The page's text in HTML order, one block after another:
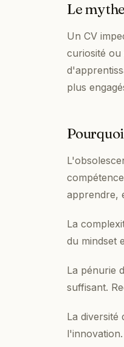
Le
Un CV
curiosité ou
plus
apprendre,
La
du mindset
La pénurie
suffisant.
La
l'innovation.